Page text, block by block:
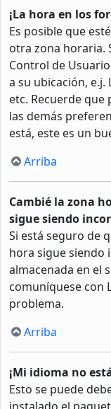
¡La hora en los
Es posible que
otra zona horaria.
Control de
a su ubicación, e.j.
etc. Recuerde
las demás
está, este es un
Arriba
Cambié la zona
sigue siendo
Si está seguro de
hora sigue siendo
almacenada en el
comuníquese con
problema.
Arriba
¡Mi idioma no
Esto se puede